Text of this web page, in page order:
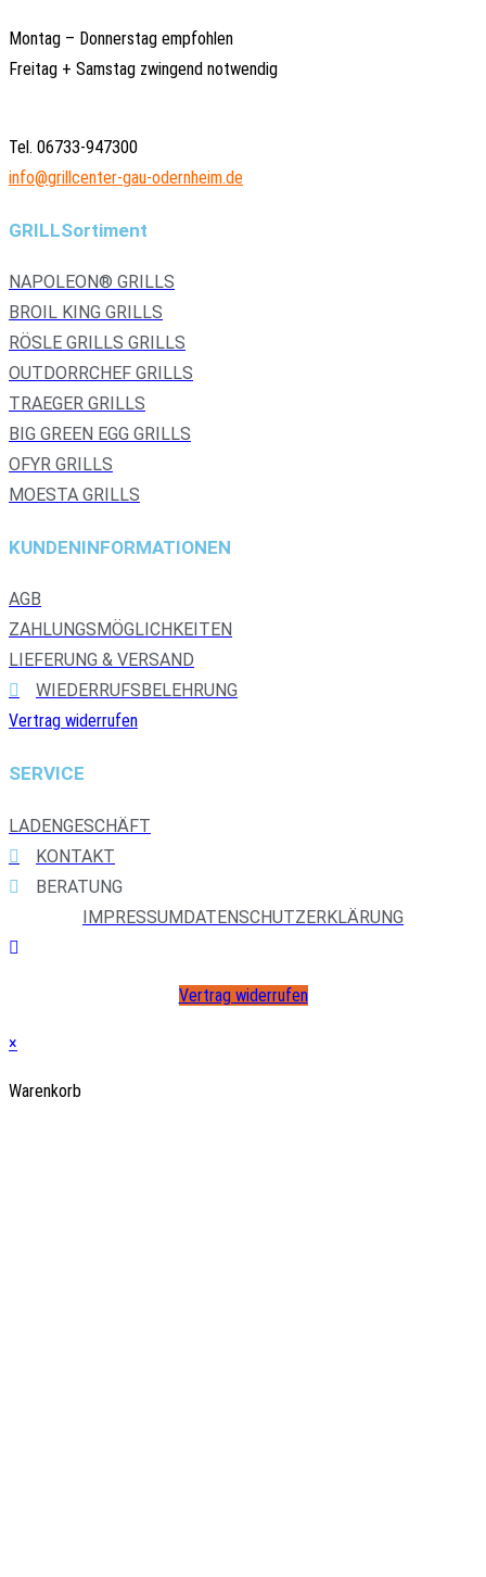
Montag – Donnerstag empfohlen
Freitag + Samstag zwingend notwendig
Tel. 06733-947300
info@grillcenter-gau-odernheim.de
GRILLSortiment
NAPOLEON® GRILLS
BROIL KING GRILLS
RÖSLE GRILLS GRILLS
OUTDORRCHEF GRILLS
TRAEGER GRILLS
BIG GREEN EGG GRILLS
OFYR GRILLS
MOESTA GRILLS
KUNDENINFORMATIONEN
AGB
ZAHLUNGSMÖGLICHKEITEN
LIEFERUNG & VERSAND
WIEDERRUFSBELEHRUNG
Vertrag widerrufen
SERVICE
LADENGESCHÄFT
KONTAKT
BERATUNG
IMPRESSUMDATENSCHUTZERKLÄRUNG
Vertrag widerrufen
×
Warenkorb